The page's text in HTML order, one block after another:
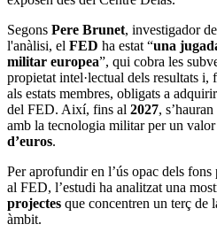
Segons Pere Brunet, investigador
l'anàlisi, el FED ha estat “una
militar europea”, qui cobra les
propietat intel·lectual dels resultats i,
als estats membres, obligats a
del FED. Així, fins al 2027,
amb la tecnologia militar per un valor
d’euros.
Per aprofundir en l’ús opac dels
al FED, l’estudi ha analitzat una
projectes que concentren un terç de
àmbit.